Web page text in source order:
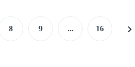
8 9 ... 16